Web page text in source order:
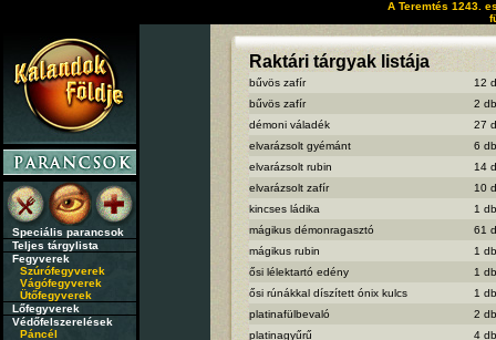
A Teremtés 1243.
Speciális parancsok
Teljes tárgylista
Fegyverek
Szúrófegyverek
Vágófegyverek
Ütőfegyverek
Lőfegyverek
Védőfelszerelések
Páncél
Raktári tárgyak listája
bűvös zafír
12
bűvös zafír
2 db
démoni váladék
27
elvarázsolt gyémánt
6 db
elvarázsolt rubin
14
elvarázsolt zafír
10
kincses ládika
1 db
mágikus démonragasztó
61
mágikus rubin
1 db
ősi lélektartó edény
1 db
ősi rúnákkal díszített ónix kulcs
1 db
platinafülbevaló
2 db
platinagyűrű
4 db